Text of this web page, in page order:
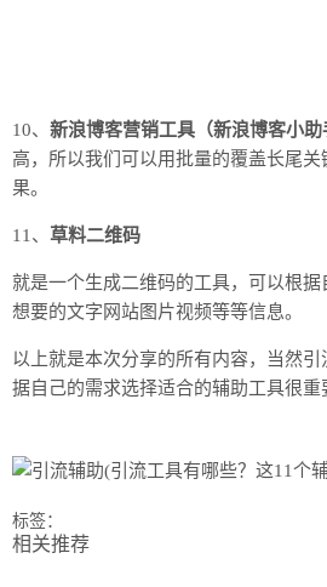
10、 新浪博客营销工具（新浪博客小助
高，所以我们可以用批量的覆盖长尾
果。
11、 草料二维码
就是一个生成二维码的工具，可以根
想要的文字网站图片视频等等信息。
以上就是本次分享的所有内容，当然
据自己的需求选择适合的辅助工具很重
标签：
相关推荐